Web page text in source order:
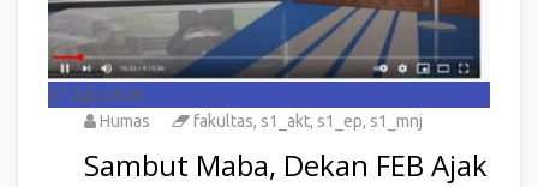
07 Agu 2026
Humas
fakultas, s1_akt, s1_ep, s1_mnj
Sambut Maba, Dekan FEB Ajak